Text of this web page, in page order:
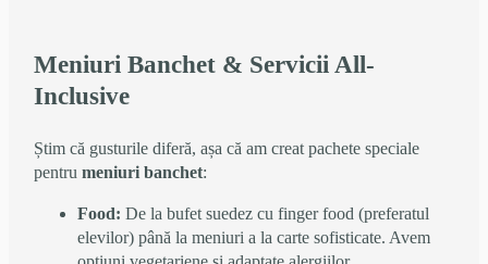
Meniuri Banchet & Servicii All-
Inclusive
Știm că gusturile diferă, așa că am creat pachete speciale
pentrumeniuri banchet:
Food: De la bufet suedez cu finger food (preferatul
elevilor) până la meniuri a la carte sofisticate. Avem